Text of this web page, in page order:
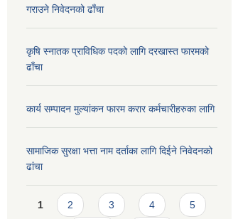
गराउने निवेदनको ढाँचा
कृषि स्नातक प्राविधिक पदको लागि दरखास्त फारमको
ढाँचा
कार्य सम्पादन मुल्यांकन फारम करार कर्मचारीहरुका लागि
सामाजिक सुरक्षा भत्ता नाम दर्ताका लागि दिईने निवेदनको
ढांचा
Pages
1 2 3 4 5